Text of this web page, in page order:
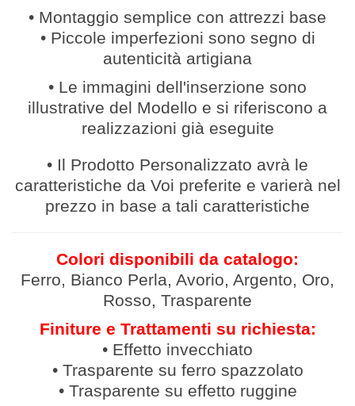
• Montaggio semplice con attrezzi base
• Piccole imperfezioni sono segno di
autenticità artigiana
• Le immagini dell'inserzione sono
illustrative del Modello e si riferiscono a
realizzazioni già eseguite
• Il Prodotto Personalizzato avrà le
caratteristiche da Voi preferite e varierà nel
prezzo in base a tali caratteristiche
Colori disponibili da catalogo:
Ferro, Bianco Perla, Avorio, Argento, Oro,
Rosso, Trasparente
Finiture e Trattamenti su richiesta:
• Effetto invecchiato
• Trasparente su ferro spazzolato
• Trasparente su effetto ruggine